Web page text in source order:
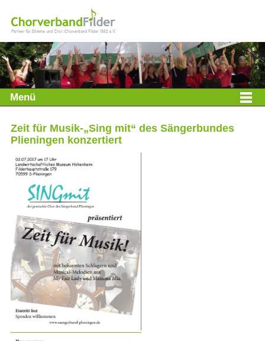
Menü
Zeit für Musik-„Sing mit“ des Sängerbundes
Plieningen konzertiert